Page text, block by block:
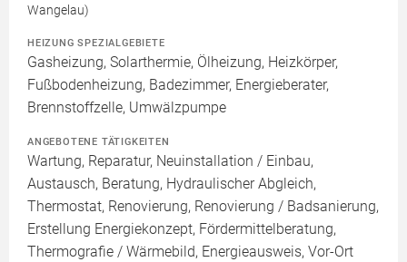
Wangelau)
HEIZUNG SPEZIALGEBIETE
Gasheizung, Solarthermie, Ölheizung, Heizkörper,
Fußbodenheizung, Badezimmer, Energieberater,
Brennstoffzelle, Umwälzpumpe
ANGEBOTENE TÄTIGKEITEN
Wartung, Reparatur, Neuinstallation / Einbau,
Austausch, Beratung, Hydraulischer Abgleich,
Thermostat, Renovierung, Renovierung / Badsanierung,
Erstellung Energiekonzept, Fördermittelberatung,
Thermografie / Wärmebild, Energieausweis, Vor-Ort